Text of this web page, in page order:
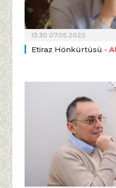
13:30 07.05.2025
Etiraz Hönkürtüsü -